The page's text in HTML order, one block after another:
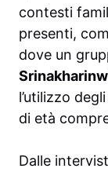
contesti
presenti,
dove un
l’utilizzo
di età
Dalle